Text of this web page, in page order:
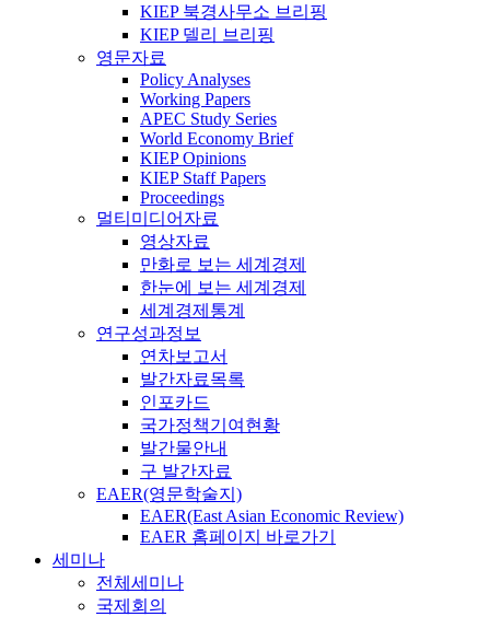
KIEP 북경사무소 브리핑
KIEP 델리 브리핑
영문자료
Policy Analyses
Working Papers
APEC Study Series
World Economy Brief
KIEP Opinions
KIEP Staff Papers
Proceedings
멀티미디어자료
영상자료
만화로 보는 세계경제
한눈에 보는 세계경제
세계경제통계
연구성과정보
연차보고서
발간자료목록
인포카드
국가정책기여현황
발간물안내
구 발간자료
EAER(영문학술지)
EAER(East Asian Economic Review)
EAER 홈페이지 바로가기
세미나
전체세미나
국제회의